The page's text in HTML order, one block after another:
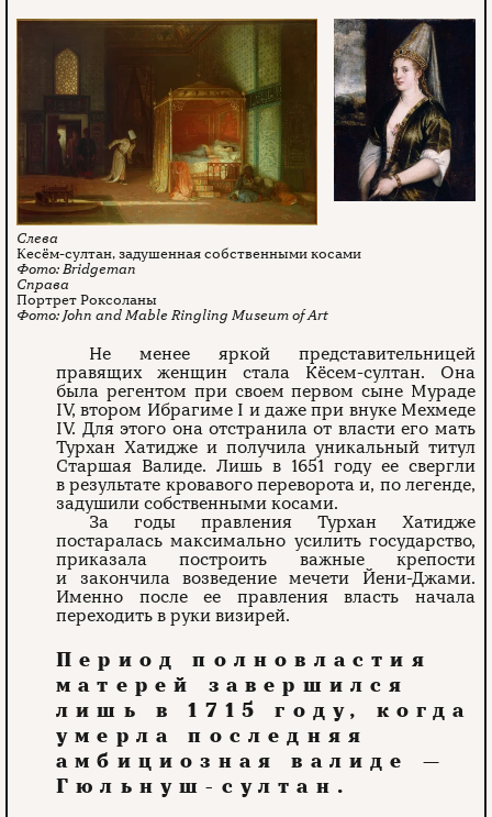
Кесём-султан, задушенная собственными косами
Bridgeman
Портрет Роксоланы
John and Mable Ringling Museum of Art
Не менее яркой представительницей
правящих женщин стала Кёсем-султан. Она
была регентом при своем первом сыне Мураде
IV, втором Ибрагиме I и даже при внуке Мехмеде
IV. Для этого она отстранила от власти его мать
Турхан Хатидже и получила уникальный титул
Старшая Валиде. Лишь в 1651 году ее свергли
в результате кровавого переворота и, по легенде,
задушили собственными косами.
За годы правления Турхан Хатидже
постаралась максимально усилить государство,
приказала построить важные крепости
и закончила возведение мечети Йени-Джами.
Именно после ее правления власть начала
переходить в руки визирей.
Период полновластия
матерей завершился
лишь в 1715 году, когда
умерла последняя
амбициозная валиде —
Гюльнуш-султан.